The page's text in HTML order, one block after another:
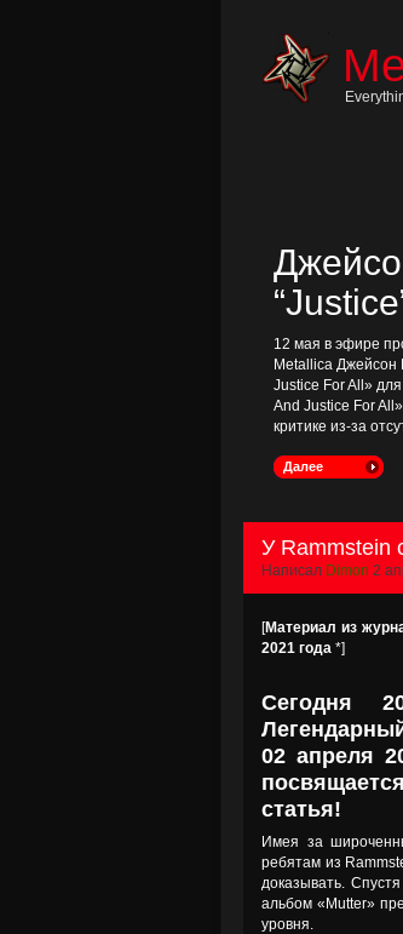
12 мая в эфире
Metallica Джейсон
Justice For All»
And Justice For
критике из-за
Далее
У Rammstein
Написал Dimon 2
[Материал из
2021 года *]
Сегодня
02 апреля
статья!
Имея за
ребятам из
доказывать.
альбом «Mutter»
уровня.